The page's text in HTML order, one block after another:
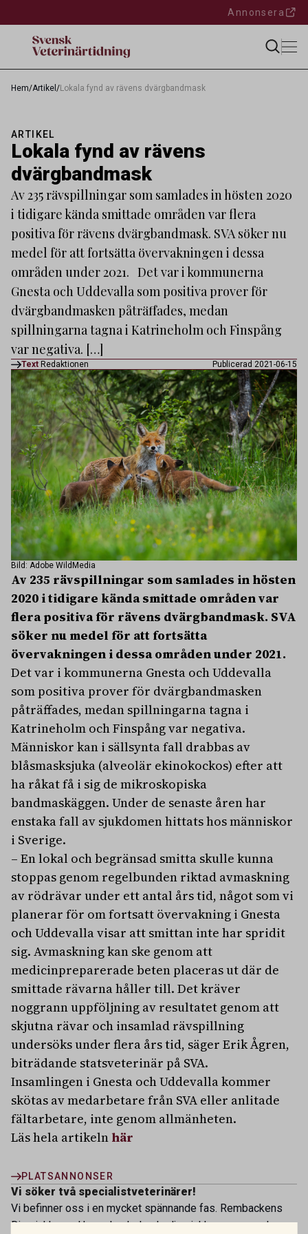
Annonsera
Hem/Artikel /Lokala fynd av rävens dvärgbandmask
ARTIKEL
Lokala fynd av rävens
dvärgbandmask
Av 235 rävspillningar som samlades in hösten 2020
i tidigare kända smittade områden var flera
positiva för rävens dvärgbandmask. SVA söker nu
medel för att fortsätta övervakningen i dessa
områden under 2021. Det var i kommunerna
Gnesta och Uddevalla som positiva prover för
dvärgbandmasken påträffades, medan
spillningarna tagna i Katrineholm och Finspång
var negativa. […]
Text Redaktionen Publicerad 2021-06-15
Bild: Adobe WildMedia
Av 235 rävspillningar som samlades in hösten
2020 i tidigare kända smittade områden var
flera positiva för rävens dvärgbandmask. SVA
söker nu medel för att fortsätta
övervakningen i dessa områden under 2021.
Det var i kommunerna Gnesta och Uddevalla
som positiva prover för dvärgbandmasken
påträffades, medan spillningarna tagna i
Katrineholm och Finspång var negativa.
Människor kan i sällsynta fall drabbas av
blåsmasksjuka (alveolär ekinokockos) efter att
ha råkat få i sig de mikroskopiska
bandmaskäggen. Under de senaste åren har
enstaka fall av sjukdomen hittats hos människor
i Sverige.
– En lokal och begränsad smitta skulle kunna
stoppas genom regelbunden riktad avmaskning
av rödrävar under ett antal års tid, något som vi
planerar för om fortsatt övervakning i Gnesta
och Uddevalla visar att smittan inte har spridit
sig. Avmaskning kan ske genom att
medicinpreparerade beten placeras ut där de
smittade rävarna håller till. Det kräver
noggrann uppföljning av resultatet genom att
skjutna rävar och insamlad rävspillning
undersöks under flera års tid, säger Erik Ågren,
biträdande statsveterinär på SVA.
Insamlingen i Gnesta och Uddevalla kommer
skötas av medarbetare från SVA eller anlitade
fältarbetare, inte genom allmänheten.
Läs hela artikeln här
PLATSANNONSER
Vi söker två specialistveterinärer!
Vi befinner oss i en mycket spännande fas. Rembackens
Djursjukhus – Uppsalas ledande djursjukhus – expanderar